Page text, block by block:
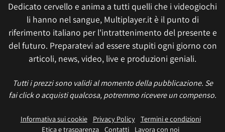
Dedicato cervello e anima a tutti quelli che i videogiochi
li hanno nel sangue, Multiplayer.it è il punto di
riferimento italiano per l'intrattenimento del presente e
del futuro. Preparatevi ad essere stupiti ogni giorno con
articoli, news, video, live e produzioni geniali.
Tutti i prezzi sono validi al momento della pubblicazione. Se
fai click o acquisti qualcosa, potremmo ricevere un compenso.
Informativa sui cookie Privacy Policy
Termini e condizioni
Etica e trasparenza Contatti
Lavora con noi